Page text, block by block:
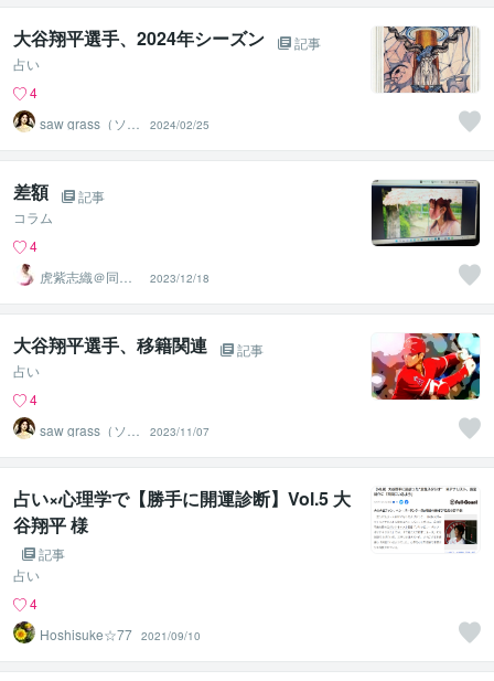
大谷翔平選手、2024年シーズン
記事
占い
4
saw grass（ソー
グラス）
2024/02/25
差額
記事
コラム
4
虎紫志織＠同じ
目線の『駆け込
み寺』
2023/12/18
大谷翔平選手、移籍関連
記事
占い
4
saw grass（ソー
グラス）
2023/11/07
占い×心理学で【勝手に開運診断】Vol.5 大
谷翔平 様
記事
占い
4
Hoshisuke☆77 2021/09/10